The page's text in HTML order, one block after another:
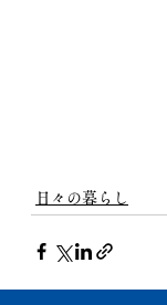
日々の暮らし